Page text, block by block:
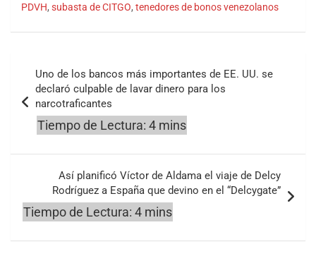
PDVH, subasta de CITGO, tenedores de bonos venezolanos
entradas
Uno de los bancos más importantes de EE. UU. se
declaró culpable de lavar dinero para los
narcotraficantes
Así planificó Víctor de Aldama el viaje de Delcy
Rodríguez a España que devino en el “Delcygate”